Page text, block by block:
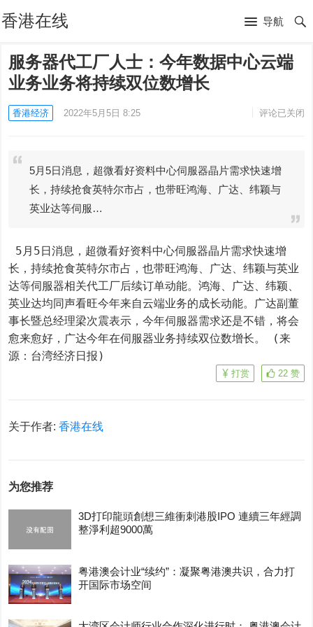
香港在线 导航
服务器代工厂人士：今年数据中心云端
业务业务将持续双位数增长
香港经济 2022年5月5日 8:25 评论已关闭
5月5日消息，超微看好资料中心伺服器晶片需求快速增
长，持续抢食英特尔市占，也带旺鸿海、广达、纬颖与
英业达等伺服…
长，持续抢食英特尔市占，也带旺鸿海、广达、纬颖与英业
达等伺服器相关代工厂后续订单动能。鸿海、广达、纬颖、
英业达均同声看旺今年来自云端业务的成长动能。广达副董
事长暨总经理梁次震表示，今年伺服器需求还是不错，将会
愈来愈好，广达今年在伺服器业务持续双位数增长。 (来
源：台湾经济日报)
22 赞
打赏
关于作者:香港在线
为您推荐
3D打印龍頭創想三維衝刺港股IPO 連續三年經調
整淨利超9000萬
粤港澳会计业“续约”：凝聚粤港澳共识，合力打
开国际市场空间